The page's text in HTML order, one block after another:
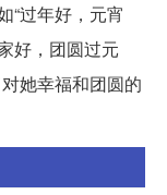
“过年好，元宵
好，团圆过元
她幸福和团圆的